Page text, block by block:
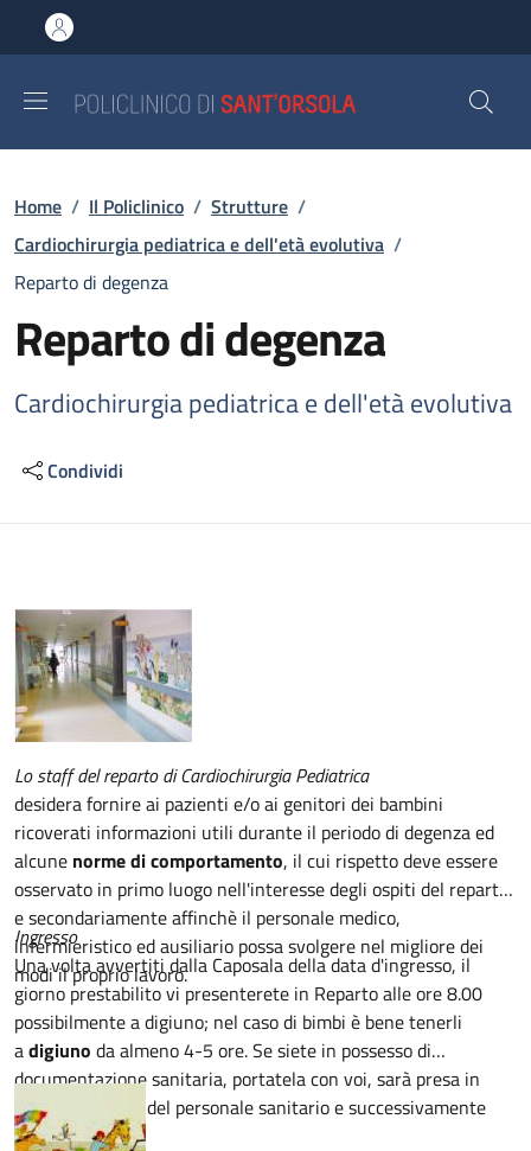
al contenuto principale
to footer content
Briciole di pane
Home / Il Policlinico / Strutture /
Cardiochirurgia pediatrica e dell'età evolutiva /
Reparto di degenza
Reparto di degenza
Cardiochirurgia pediatrica e dell'età evolutiva
Condividi
Lo staff del reparto di Cardiochirurgia Pediatrica
desidera fornire ai pazienti e/o ai genitori dei bambini
ricoverati informazioni utili durante il periodo di degenza ed
alcune norme di comportamento, il cui rispetto deve essere
osservato in primo luogo nell'interesse degli ospiti del reparto
e secondariamente affinchè il personale medico,
infermieristico ed ausiliario possa svolgere nel migliore dei
modi il proprio lavoro.
Ingresso
Una volta avvertiti dalla Caposala della data d'ingresso, il
giorno prestabilito vi presenterete in Reparto alle ore 8.00
possibilmente a digiuno; nel caso di bimbi è bene tenerli
adigiuno da almeno 4-5 ore. Se siete in possesso di
documentazione sanitaria, portatela con voi, sarà presa in
visione da parte del personale sanitario e successivamente
restituita.